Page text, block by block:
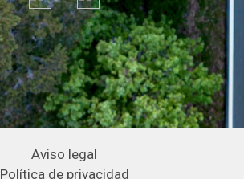
Aviso legal
Política de privacidad